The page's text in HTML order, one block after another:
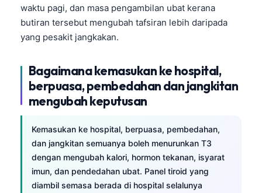
waktu pagi, dan masa pengambilan ubat kerana
butiran tersebut mengubah tafsiran lebih daripada
yang pesakit jangkakan.
Bagaimana kemasukan ke hospital,
berpuasa, pembedahan dan jangkitan
mengubah keputusan
Kemasukan ke hospital, berpuasa, pembedahan,
dan jangkitan semuanya boleh menurunkan T3
dengan mengubah kalori, hormon tekanan, isyarat
imun, dan pendedahan ubat. Panel tiroid yang
diambil semasa berada di hospital selalunya